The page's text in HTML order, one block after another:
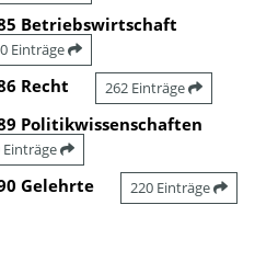
Betriebswirtschaft
Einträge
Recht 262 Einträge
Politikwissenschaften
Einträge
Gelehrte 220 Einträge